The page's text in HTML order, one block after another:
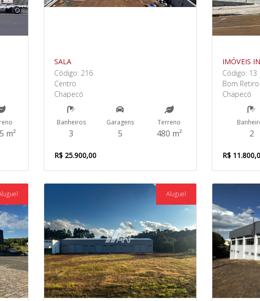
m²
SALA
Código: 216
Centro
Chapecó
Banheiros
3
Garagens
5
Terreno
480 m²
R$ 25.900,00
IMÓVEIS
Código: 13
Bom Retiro
Chapecó
2
R$
Aluguel